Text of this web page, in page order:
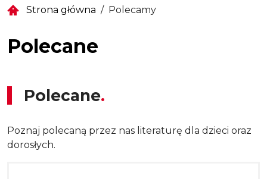
Strona główna Polecamy
Polecane
Polecane
Poznaj polecaną przez nas literaturę dla dzieci oraz
dorosłych.